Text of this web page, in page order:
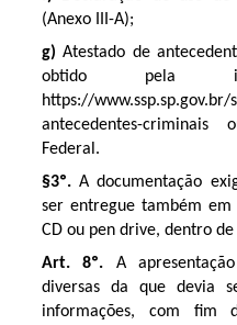
(Anexo III-A);
g) Atestado de
obtido pela
https://www.ssp.sp.gov.br/
antecedentes-
Federal.
§3º.A documentação
ser entregue também
CD ou pen drive, dentro
Art. 8º. A
diversas da que devia
informações, com fim